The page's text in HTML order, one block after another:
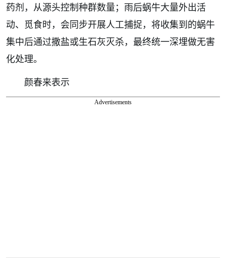
药剂，从源头控制种群数量；雨后蜗牛大量外出活
动、觅食时，会同步开展人工捕捉，将收集到的蜗牛
集中后通过撒盐或生石灰灭杀，最终统一深埋做无害
化处理。
颜春来表示
Advertisements